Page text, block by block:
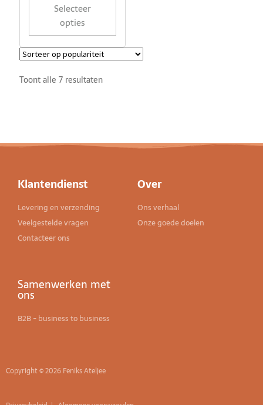
Selecteer
opties
Toont alle 7 resultaten
Klantendienst
Levering en verzending
Veelgestelde vragen
Contacteer ons
Over
Ons verhaal
Onze goede doelen
Samenwerken met
ons
B2B - business to business
Copyright © 2026 Feniks Ateljee